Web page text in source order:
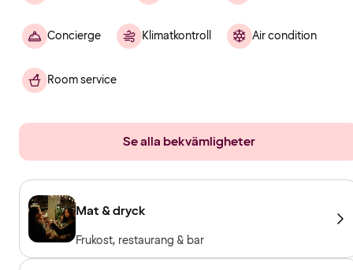
Concierge Klimatkontroll Air condition
Room service
Se alla bekvämligheter
Mat & dryck
Frukost, restaurang & bar